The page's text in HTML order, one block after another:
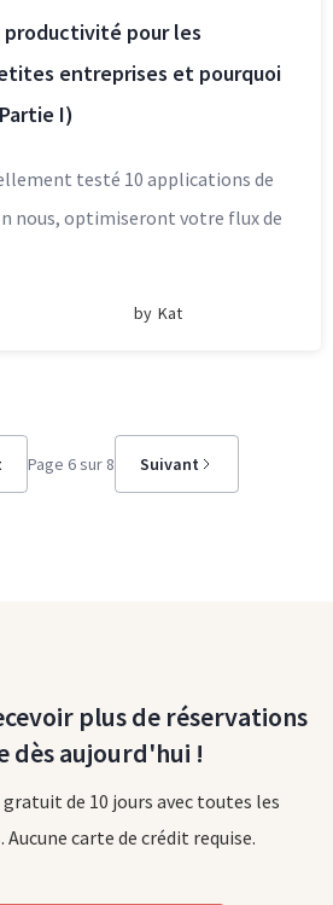
pour les
entreprises et pourquoi
I)
testé 10 applications de
nous, optimiseront votre flux de
by Kat
Page 6 sur 8 Suivant
plus de réservations
dès aujourd'hui !
de 10 jours avec toutes les
carte de crédit requise.